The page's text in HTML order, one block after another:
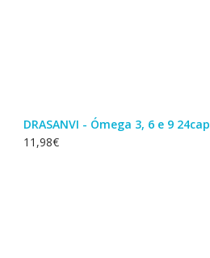
DRASANVI - Ómega 3, 6 e 9 24cap
11,98€